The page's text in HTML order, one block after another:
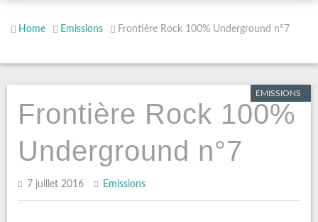
Home Emissions Frontière Rock 100% Underground n°7
EMISSIONS
Frontière Rock 100%
Underground n°7
7 juillet 2016 Emissions